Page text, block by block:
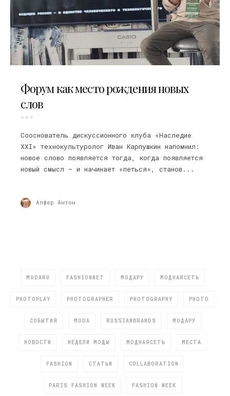
Форум как место рождения новых
слов
Сооснователь дискуссионного клуба «Наследие
XXI» технокультуролог Иван Карпушкин напомнил:
новое слово появляется тогда, когда появляется
новый смысл — и начинает «петься», станов...
Алфер Антон
MODARU FASHIONNET МОДАРУ МОДНАЯСЕТЬ
PHOTOPLAY PHOTOGRAPHER PHOTOGRAPHY PHOTO
СОБЫТИЯ MODA RUSSIANBRANDS МОДАРУ
НОВОСТИ НЕДЕЛИ МОДЫ МОДНАЯСЕТЬ МЕСТА
FASHION СТАТЬИ COLLABORATION
PARIS FASHION WEEK FASHION WEEK